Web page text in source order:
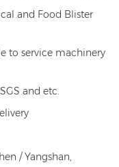
and Food Blister
to service machinery
and etc.
/ Yangshan,